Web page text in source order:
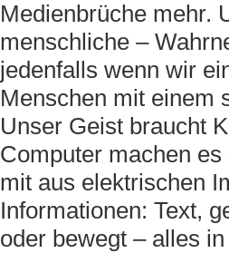
Medienbrüche mehr.
menschliche –
jedenfalls wenn wir
Menschen mit einem
Unser Geist braucht
Computer machen
mit aus elektrischen
Informationen: Text,
oder bewegt – alles